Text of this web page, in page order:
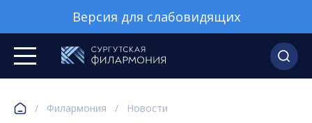
Версия для слабовидящих
/ Филармония / Новости